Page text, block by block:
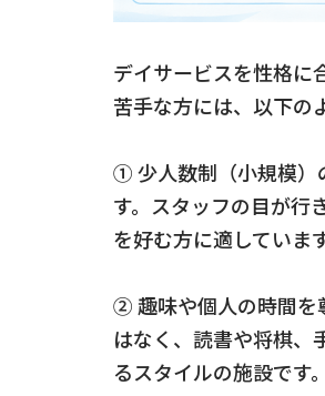
デイサービスを性格に
苦手な方には、以下の
① 少人数制（小規模）
す。スタッフの目が行
を好む方に適しています
② 趣味や個人の時間を
はなく、読書や将棋、
るスタイルの施設です。